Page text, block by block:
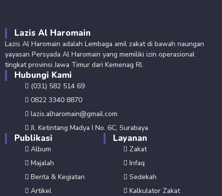
Lazis Al Haromain
Lazis Al Haromain adalah Lembaga amil zakat di bawah naungan
yayasan Persyada Al Haromain yang memiliki izin operasional
tingkat provinsi Jawa Timur dari Kemenag RI.
Hubungi Kami
(031) 582 514 69
0822 3340 8870
lazis.alharomain@gmail.com
Jl. Ketintang Madya I No. 6C, Surabaya
Publikasi
Album
Majalah
Berita & Kegiatan
Artikel
Layanan
Zakat
Infaq
Sedekah
Kalkulator Zakat